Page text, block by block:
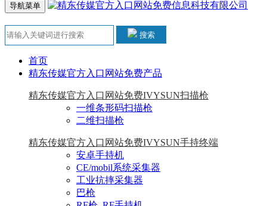
导航菜单
搜索
首页
精东传媒官方入口网站免费产品
精东传媒官方入口网站免费IVYSUN扫描枪
一维条形码扫描枪
二维扫描枪
精东传媒官方入口网站免费IVYSUN手持终端
安卓手持机
CE/mobil系统采集器
工业抗摔采集器
巴枪